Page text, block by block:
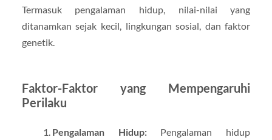
Termasuk pengalaman hidup, nilai-nilai yang
ditanamkan sejak kecil, lingkungan sosial, dan faktor
genetik.
Faktor-Faktor yang Mempengaruhi
Perilaku
Pengalaman Hidup:Pengalaman hidup